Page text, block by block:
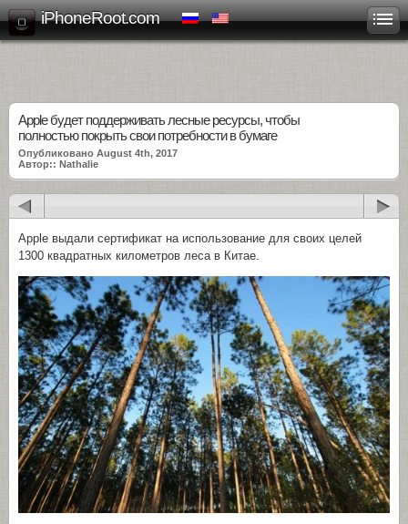
iPhoneRoot.com
Apple будет поддерживать лесные ресурсы, чтобы
полностью покрыть свои потребности в бумаге
Опубликовано August 4th, 2017
Автор:: Nathalie
Apple выдали сертификат на использование для своих целей
1300 квадратных километров леса в Китае.